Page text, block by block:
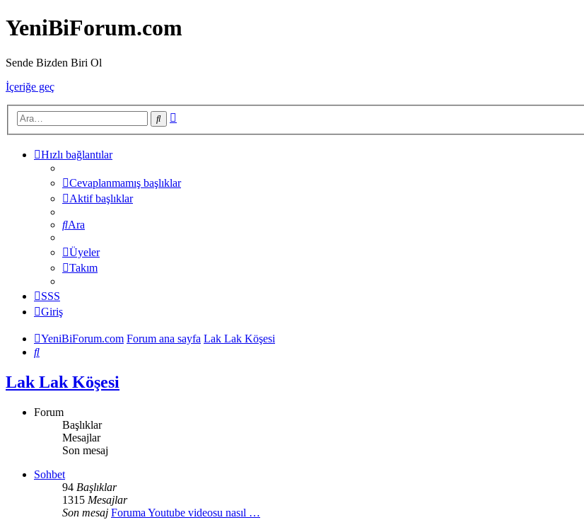
YeniBiForum.com
Sende Bizden Biri Ol
İçeriğe geç
Ara
Hızlı bağlantılar
Cevaplanmamış başlıklar
Aktif başlıklar
Ara
Üyeler
Takım
SSS
Giriş
YeniBiForum.com Forum ana sayfa Lak Lak Köşesi
Ara
Lak Lak Köşesi
Forum
Başlıklar
Mesajlar
Son mesaj
Sohbet
94 Başlıklar
1315 Mesajlar
Son mesaj Foruma Youtube videosu nasıl …